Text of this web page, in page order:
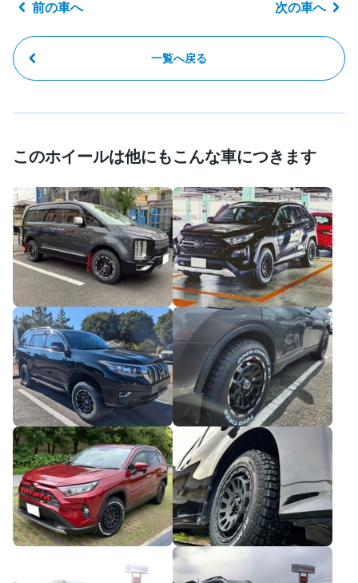
前の車へ
一覧へ戻る
次の車へ
このホイールは他にもこんな車につきます